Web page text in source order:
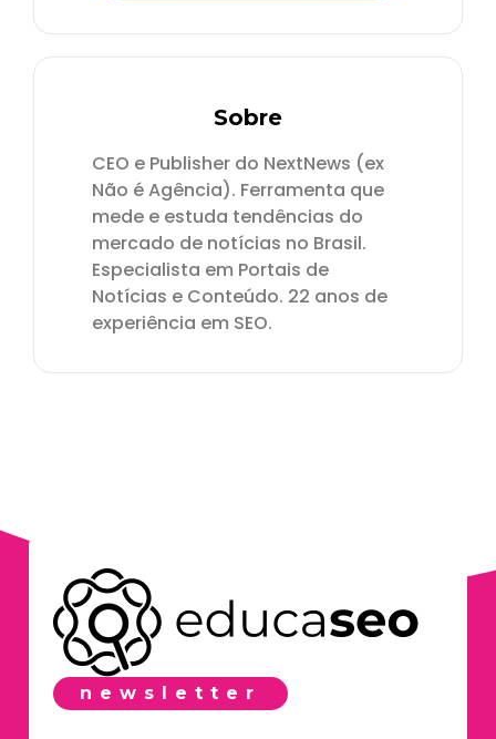
Sobre
CEO e Publisher do NextNews (ex
Não é Agência). Ferramenta que
mede e estuda tendências do
mercado de notícias no Brasil.
Especialista em Portais de
Notícias e Conteúdo. 22 anos de
experiência em SEO.
newsletter